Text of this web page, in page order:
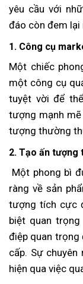
yêu cầu với
đáo còn đem lại
1. Công cụ
Một chiếc
một công cụ
tuyệt vời để
tượng mạnh mẽ
tượng thường
2. Tạo ấn tượng
Một phong bì
ràng về sản
tượng tích cực
biệt quan
điệp quan trọng
cấp. Sự
hiện qua việc